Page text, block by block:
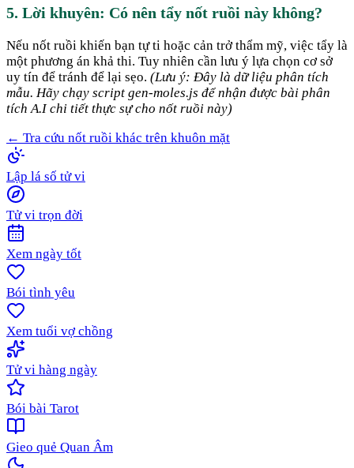
5. Lời khuyên: Có nên tẩy nốt ruồi này không?
Nếu nốt ruồi khiến bạn tự ti hoặc cản trở thẩm mỹ, việc tẩy là
một phương án khả thi. Tuy nhiên cần lưu ý lựa chọn cơ sở
uy tín để tránh để lại sẹo. (Lưu ý: Đây là dữ liệu phân tích
mẫu. Hãy chạy script gen-moles.js để nhận được bài phân
tích A.I chi tiết thực sự cho nốt ruồi này)
← Tra cứu nốt ruồi khác trên khuôn mặt
Lập lá số tử vi
Tử vi trọn đời
Xem ngày tốt
Bói tình yêu
Xem tuổi vợ chồng
Tử vi hàng ngày
Bói bài Tarot
Gieo quẻ Quan Âm